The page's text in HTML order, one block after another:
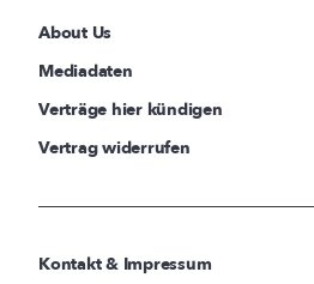
About Us
Mediadaten
Verträge hier kündigen
Vertrag widerrufen
Kontakt & Impressum